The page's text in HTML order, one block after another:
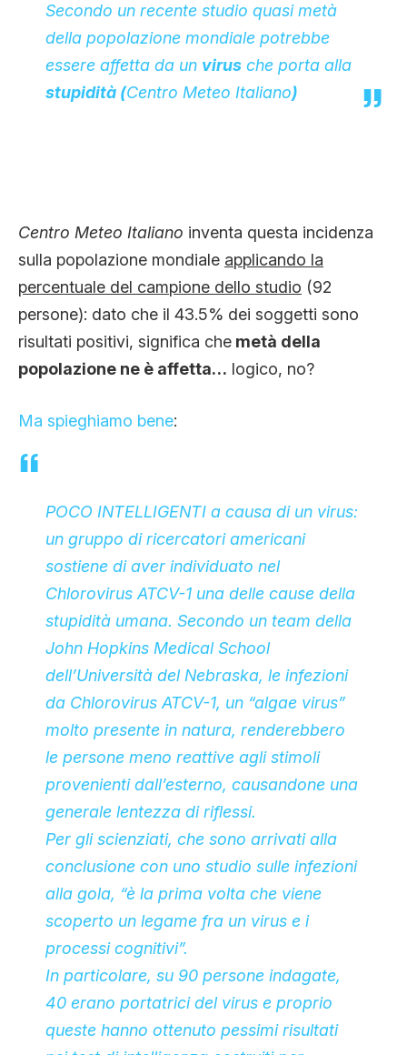
Secondo un recente studio quasi metà
della popolazione mondiale potrebbe
essere affetta da un virus che porta alla
stupidità (Centro Meteo Italiano)
Centro Meteo Italiano inventa questa incidenza
sulla popolazione mondiale applicando la
percentuale del campione dello studio (92
persone): dato che il 43.5% dei soggetti sono
risultati positivi, significa che metà della
popolazione ne è affetta… logico, no?
Ma spieghiamo bene:
POCO INTELLIGENTI a causa di un virus:
un gruppo di ricercatori americani
sostiene di aver individuato nel
Chlorovirus ATCV-1 una delle cause della
stupidità umana. Secondo un team della
John Hopkins Medical School
dell’Università del Nebraska, le infezioni
da Chlorovirus ATCV-1, un “algae virus”
molto presente in natura, renderebbero
le persone meno reattive agli stimoli
provenienti dall’esterno, causandone una
generale lentezza di riflessi.
Per gli scienziati, che sono arrivati alla
conclusione con uno studio sulle infezioni
alla gola, “è la prima volta che viene
scoperto un legame fra un virus e i
processi cognitivi”.
In particolare, su 90 persone indagate,
40 erano portatrici del virus e proprio
queste hanno ottenuto pessimi risultati